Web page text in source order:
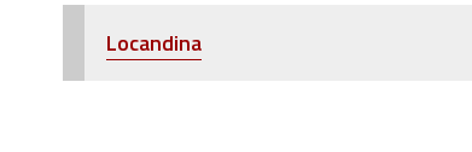
Locandina